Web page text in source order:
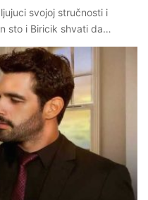
svojoj stručnosti i
sto i Biricik shvati da…